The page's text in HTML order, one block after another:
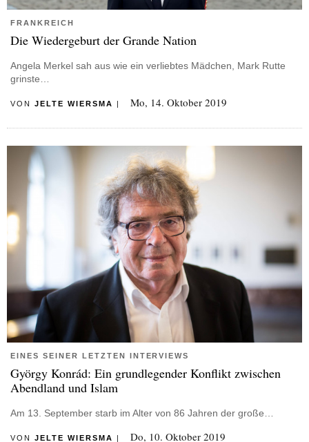
FRANKREICH
Die Wiedergeburt der Grande Nation
Angela Merkel sah aus wie ein verliebtes Mädchen, Mark Rutte
grinste…
VON JELTE WIERSMA | Mo, 14. Oktober 2019
EINES SEINER LETZTEN INTERVIEWS
György Konrád: Ein grundlegender Konflikt zwischen
Abendland und Islam
Am 13. September starb im Alter von 86 Jahren der große…
VON JELTE WIERSMA | Do, 10. Oktober 2019